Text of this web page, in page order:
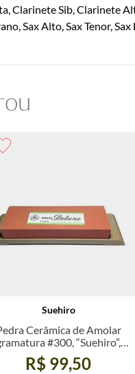
Clarinete Sib, Clarinete
Sax Alto, Sax Tenor,
Suehiro
Cerâmica de Amolar
#300, “Suehiro”,
R$ 99,50